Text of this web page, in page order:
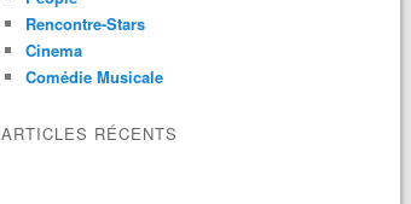
Rencontre-Stars
Cinema
Comédie Musicale
ARTICLES RÉCENTS